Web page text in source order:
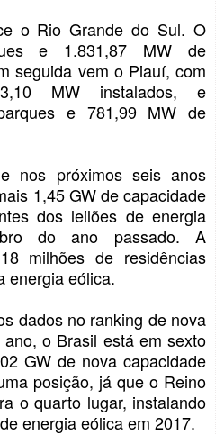
o Rio Grande do Sul. O
e 1.831,87 MW de
seguida vem o Piauí, com
MW instalados, e
e 781,99 MW de
nos próximos seis anos
1,45 GW de capacidade
dos leilões de energia
do ano passado. A
milhões de residências
energia eólica.
dados no ranking de nova
o Brasil está em sexto
GW de nova capacidade
posição, já que o Reino
o quarto lugar, instalando
energia eólica em 2017.